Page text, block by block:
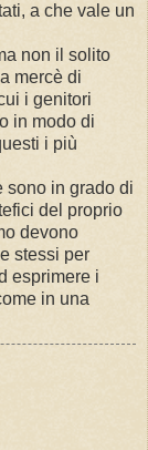
a che vale un
non il solito
mercè di
i genitori
in modo di
i più
sono in grado di
del proprio
devono
stessi per
esprimere i
in una